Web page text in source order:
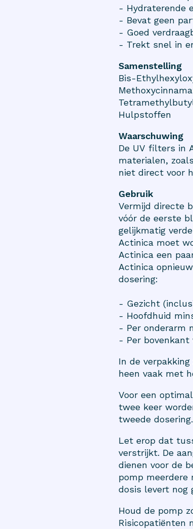
- Hydraterende
- Bevat geen
- Goed
- Trekt snel in
Samenstelling
Bis-
Hulpstoffen
Waarschuwing
De UV filters in
materialen,
niet direct voor
Gebruik
Vermijd directe
vóór de eerste
gelijkmatig
Actinica moet
Actinica een
Actinica
dosering:
- Gezicht
- Hoofdhuid
- Per onderarm
- Per bovenkant
In de
heen vaak met
Voor een
twee keer
tweede dosering.
Let erop dat
verstrijkt. De
dienen voor de
pomp meerdere
dosis levert nog
Houd de pomp
Risicopatiënten